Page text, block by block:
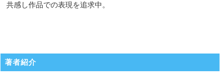
共感し作品での表現を追求中。
著者紹介